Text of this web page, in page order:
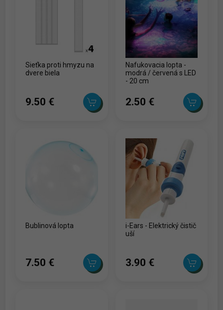
Sieťka proti hmyzu na
dvere biela
9.50 ‎€
Nafukovacia lopta -
modrá / červená s LED
- 20 cm
2.50 ‎€
Bublinová lopta
7.50 ‎€
i-Ears - Elektrický čistič
uší
3.90 ‎€